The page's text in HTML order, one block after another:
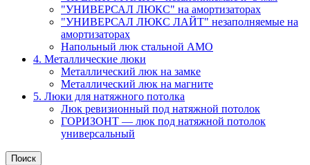
"УНИВЕРСАЛ ЛЮКС" на амортизаторах
"УНИВЕРСАЛ ЛЮКС ЛАЙТ" незаполняемые на
амортизаторах
Напольный люк стальной АМО
4. Металлические люки
Металлический люк на замке
Металлический люк на магните
5. Люки для натяжного потолка
Люк ревизионный под натяжной потолок
ГОРИЗОНТ — люк под натяжной потолок
универсальный
Поиск